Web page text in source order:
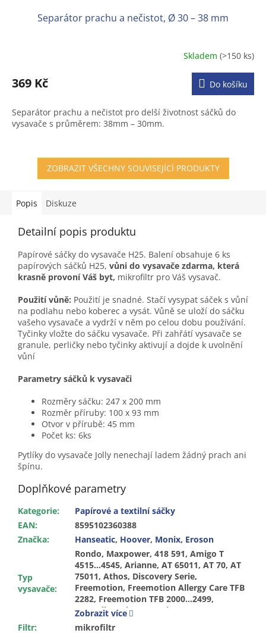
Separátor prachu a nečistot, Ø 30 – 38 mm
produktu
je
z
5
Skladem(>150 ks)
369 Kč Do košíku
Separátor prachu a nečistot pro delší životnost sáčků do
vysavače s průměrem: 38mm – 30mm.
ZOBRAZIT VŠECHNY SOUVISEJÍCÍ PRODUKTY
Popis Diskuze
Detailní popis produktu
Papírové sáčky do vysavače H25. Balení obsahuje 6 ks
papírových sáčků H25, vůni do vysavače zdarma, která
krasně provoní Váš byt, mikrofiltr pro Váš vysavač.
Použití vůně: Použití je snadné. Stačí vysypat sáček s vůní
na podlahu nebo koberec a vysát. Vůně se uloží do sáčku
vašeho vysavače a vydrží v něm po celou dobu používání.
Tyčinky vložte do sáčku vysavače. Při zahřátí vysavače se
granule, perličky nebo tyčinky aktivují a dojde k uvolnění
vůní
Parametry sáčků k vysavači
Rozměry sáčku: 247 x 200 mm
Rozměr příruby: 100 x 93 mm
Otvor v přírubě: 45 mm
Počet ks: 6ks
Pytlíky do vysavače Jolly nenechají ladem žádný prach ani
špínu.
Doplňkové parametry
Kategorie:
Papírové a textilní sáčky
EAN:
8595102360388
Značka: Hanseatic, Hoover, Monix, Eroson
Typ
vysavače:
Rondo, Maxpower, 418 591, Amigo T
4515…4545, Arianne, AT 65011, AT 70, AT
75011, Athos, Discovery Serie,
Freemotion, Freemotion Allergy Care TFB
2282, Freemotion TFB 2000…2499,
Hypoallegenic 1500, Micro Power 1000,
1500, Micro Power SC 100… SC 155, Micro
Zobrazit více
Filtr: mikrofiltr